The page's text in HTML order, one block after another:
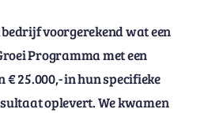
bedrijf voorgerekend wat een
Programma met een
€ 25.000,- in hun specifieke
oplevert. We kwamen